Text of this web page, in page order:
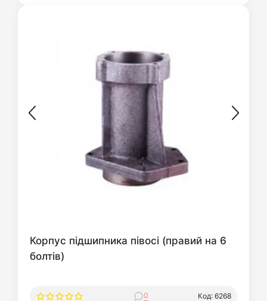
Корпус підшипника півосі (правий на 6
болтів)
0 Код: 6268